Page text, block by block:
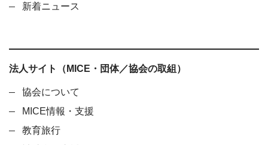
新着ニュース
法人サイト（MICE・団体／協会の取組）
協会について
MICE情報・支援
教育旅行